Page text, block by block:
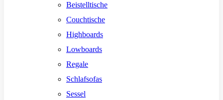
Beistelltische
Couchtische
Highboards
Lowboards
Regale
Schlafsofas
Sessel